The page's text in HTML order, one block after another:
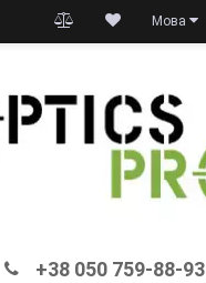
Мова
+38 050 759-88-93